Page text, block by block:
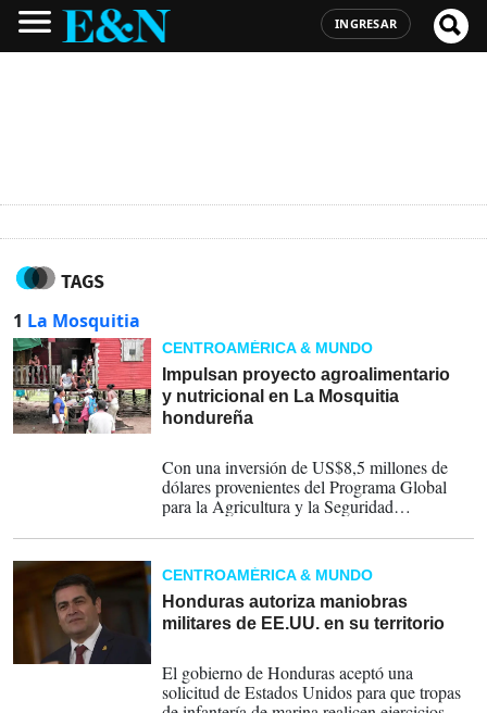
INGRESAR
TAGS
1 La Mosquitia
CENTROAMÉRICA & MUNDO
Impulsan proyecto agroalimentario
y nutricional en La Mosquitia
hondureña
Con una inversión de US$8,5 millones de
dólares provenientes del Programa Global
para la Agricultura y la Seguridad
Banco Mundial, esta iniciativa tiene como
objetivo fortalecer la Seguridad Alimentaria y
la Inclusión Productiva en La Mosquitia y
Costa Atlántica en Honduras.
CENTROAMÉRICA & MUNDO
Honduras autoriza maniobras
militares de EE.UU. en su territorio
El gobierno de Honduras aceptó una
solicitud de Estados Unidos para que tropas